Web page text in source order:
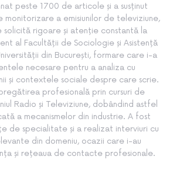
peste 1700 de articole și a susținut
monitorizare a emisiunilor de televiziune,
rigoare și atenție constantă la
al Facultății de Sociologie și Asistență
din București, formare care i-a
necesare pentru a analiza cu
și contextele sociale despre care scrie.
profesională prin cursuri de
Radio și Televiziune, dobândind astfel
a mecanismelor din industrie. A fost
de specialitate și a realizat interviuri cu
din domeniu, ocazii care i-au
și rețeaua de contacte profesionale.